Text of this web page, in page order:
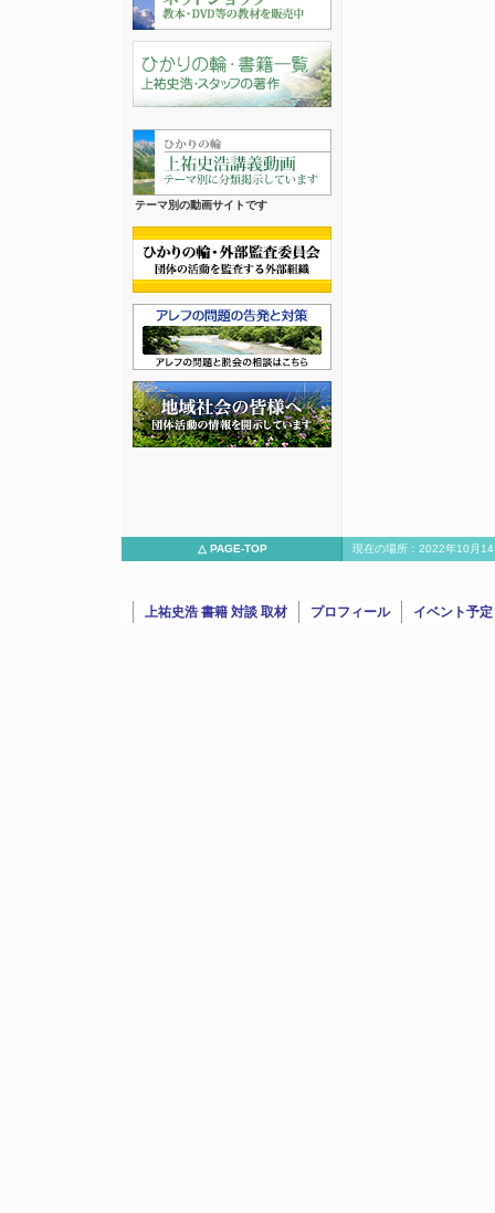
テーマ別の動画サイトです
△ PAGE-TOP
現在の場所：2022年10月
上祐史浩 書籍 対談 取材 プロフィール イベント予定